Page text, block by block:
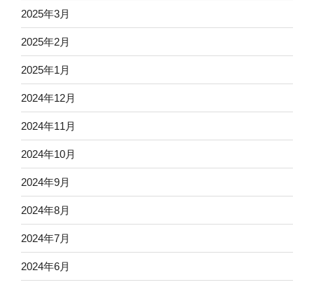
2025年3月
2025年2月
2025年1月
2024年12月
2024年11月
2024年10月
2024年9月
2024年8月
2024年7月
2024年6月